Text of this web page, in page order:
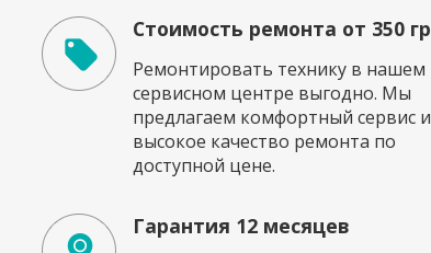
Стоимость ремонта от 350
Ремонтировать технику в нашем
сервисном центре выгодно. Мы
предлагаем комфортный сервис и
высокое качество ремонта по
доступной цене.
Гарантия 12 месяцев